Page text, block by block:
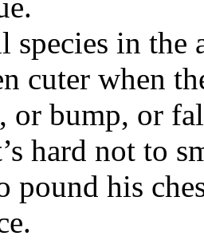
species in
cuter when
or bump, or
hard not to
pound his